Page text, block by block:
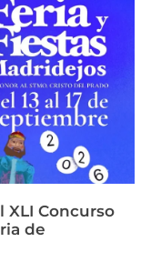
XLI Concurso
de